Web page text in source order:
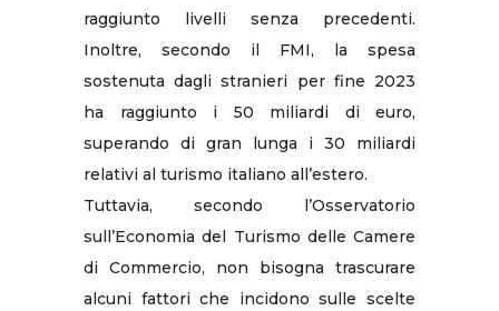
raggiunto livelli senza precedenti.
Inoltre, secondo il FMI, la spesa
sostenuta dagli stranieri per fine 2023
ha raggiunto i 50 miliardi di euro,
superando di gran lunga i 30 miliardi
relativi al turismo italiano all’estero.
Tuttavia, secondo l’Osservatorio
sull’Economia del Turismo delle Camere
di Commercio, non bisogna trascurare
alcuni fattori che incidono sulle scelte